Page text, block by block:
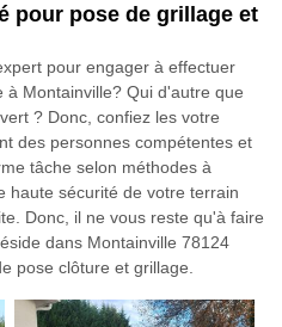
pour pose de grillage et
pour engager à effectuer
Montainville? Qui d'autre que
? Donc, confiez les votre
des personnes compétentes et
tâche selon méthodes à
haute sécurité de votre terrain
Donc, il ne vous reste qu'à faire
dans Montainville 78124
pose clôture et grillage.